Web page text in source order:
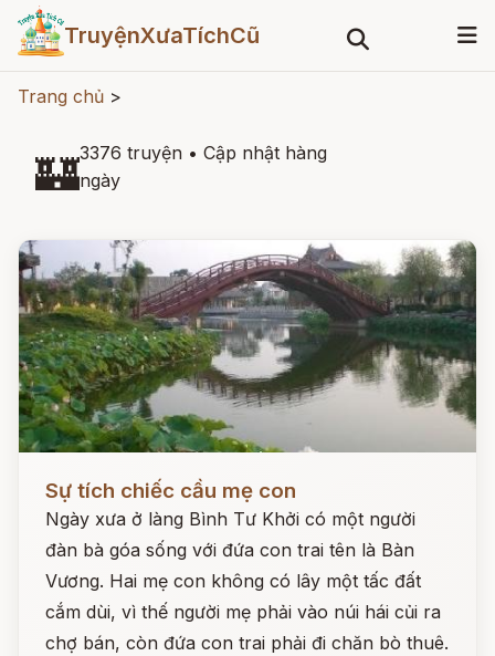
TruyệnXưaTíchCũ
Trang chủ >
🏰3376 truyện • Cập nhật hàng
ngày
Sự tích chiếc cầu mẹ con
Ngày xưa ở làng Bình Tư Khởi có một người
đàn bà góa sống với đứa con trai tên là Bàn
Vương. Hai mẹ con không có lây một tấc đất
cắm dùi, vì thế người mẹ phải vào núi hái củi ra
chợ bán, còn đứa con trai phải đi chăn bò thuê.